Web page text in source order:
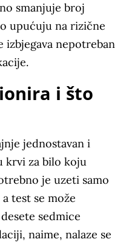
smanjuje broj
upućuju na rizične
izbjegava nepotreban
i što
jednostavan i
krvi za bilo koju
je uzeti samo
test se može
sedmice
naime, nalaze se